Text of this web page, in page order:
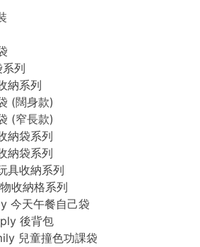
列
納系列
(闊身款)
(窄長款)
納袋系列
納袋系列
具收納系列
收納格系列
今天午餐自己袋
後背包
兒童撞色功課袋